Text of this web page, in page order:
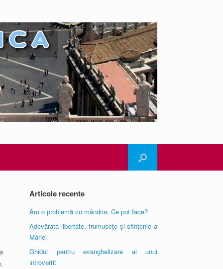
Articole recente
Am o problemă cu mândria. Ce pot face?
Adevărata libertate, frumusețe și sfințenie a
Mariei
Ghidul pentru evanghelizare al unui
introvertit